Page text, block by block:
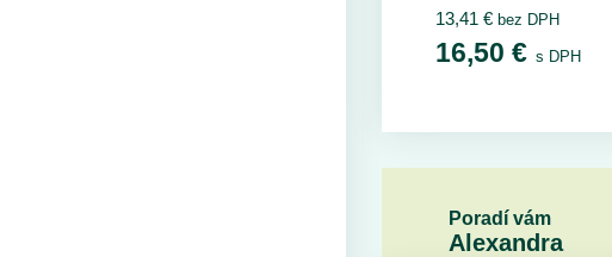
13,41 € bez DPH
16,50 € s DPH
Poradí vám
Alexandra